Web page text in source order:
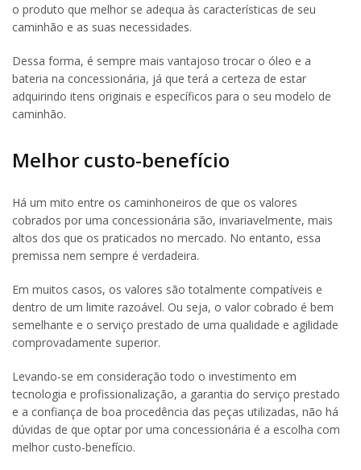
o produto que melhor se adequa às características de seu
caminhão e as suas necessidades.
Dessa forma, é sempre mais vantajoso trocar o óleo e a
bateria na concessionária, já que terá a certeza de estar
adquirindo itens originais e específicos para o seu modelo de
caminhão.
Melhor custo-benefício
Há um mito entre os caminhoneiros de que os valores
cobrados por uma concessionária são, invariavelmente, mais
altos dos que os praticados no mercado. No entanto, essa
premissa nem sempre é verdadeira.
Em muitos casos, os valores são totalmente compatíveis e
dentro de um limite razoável. Ou seja, o valor cobrado é bem
semelhante e o serviço prestado de uma qualidade e agilidade
comprovadamente superior.
Levando-se em consideração todo o investimento em
tecnologia e profissionalização, a garantia do serviço prestado
e a confiança de boa procedência das peças utilizadas, não há
dúvidas de que optar por uma concessionária é a escolha com
melhor custo-benefício.